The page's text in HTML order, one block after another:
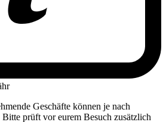
Geschäfte können je nach
prüft vor eurem Besuch zusätzlich